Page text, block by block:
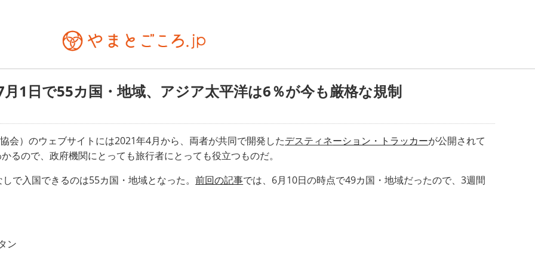
1日で55カ国・地域、アジア太平洋は6％が今も厳格な規制
会）のウェブサイトには2021年4月から、両者が共同で開発したデスティネーション・トラッカーが公開されて
るので、政府機関にとっても旅行者にとっても役立つものだ。
で入国できるのは55カ国・地域となった。前回の記事では、6月10日の時点で49カ国・地域だったので、3週間
ン